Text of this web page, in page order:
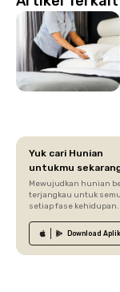
Yuk cari Hunian
untukmu
Mewujudkan hunian
terjangkau untuk
setiap fase kehidupan.
Download